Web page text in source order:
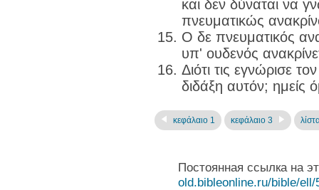
και δεν δύναται να
πνευματικώς
Ο δε πνευματικός
υπ' ουδενός
Διότι τις εγνώρισε
διδάξη αυτόν; ημείς
κεφάλαιο 1 κεφάλαιο 3
Постоянная ссылка на
old.bibleonline.ru/bible/ell/